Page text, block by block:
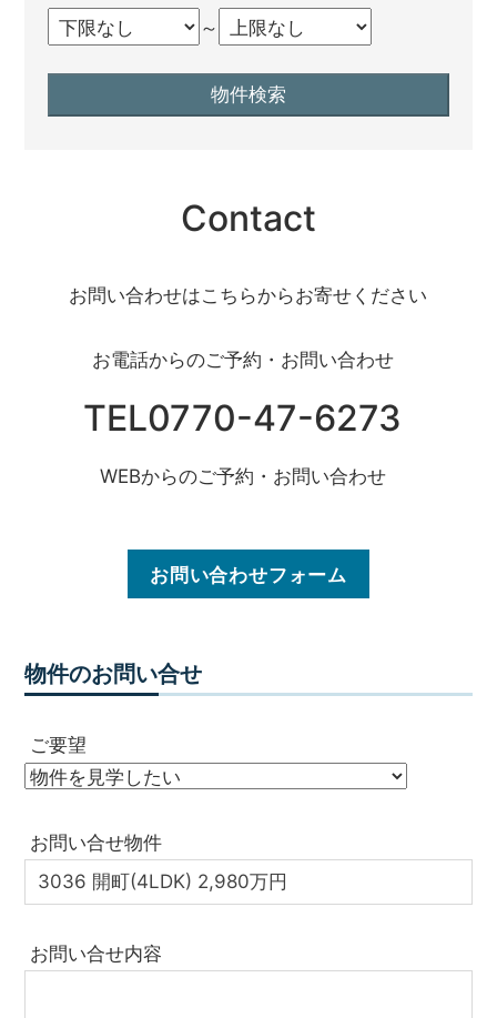
～
Contact
お問い合わせはこちらからお寄せください
お電話からのご予約・お問い合わせ
TEL0770-47-6273
WEBからのご予約・お問い合わせ
お問い合わせフォーム
物件のお問い合せ
ご要望
お問い合せ物件
お問い合せ内容